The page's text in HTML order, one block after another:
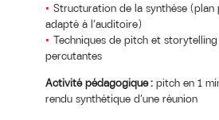
Structuration de la synthèse (plan
adapté à l’auditoire)
Techniques de pitch et
percutantes
Activité pédagogique : pitch en 1
rendu synthétique d’une réunion